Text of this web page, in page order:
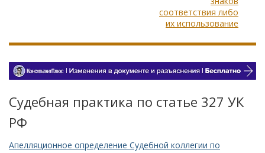
соответствия либо
их использование
Судебная практика по статье 327 УК
РФ
Апелляционное определение Судебной коллегии по